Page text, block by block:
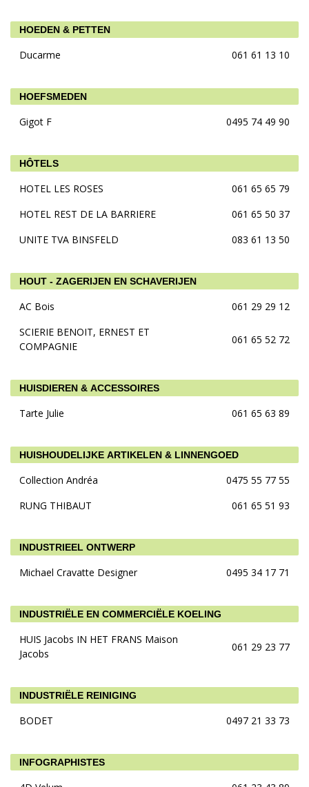
HOEDEN & PETTEN
Ducarme 061 61 13 10
HOEFSMEDEN
Gigot F 0495 74 49 90
HÔTELS
HOTEL LES ROSES
061 65 65 79
HOTEL REST DE LA BARRIERE
061 65 50 37
UNITE TVA BINSFELD
083 61 13 50
HOUT - ZAGERIJEN EN SCHAVERIJEN
AC Bois
061 29 29 12
SCIERIE BENOIT, ERNEST ET
COMPAGNIE
061 65 52 72
HUISDIEREN & ACCESSOIRES
Tarte Julie 061 65 63 89
HUISHOUDELIJKE ARTIKELEN & LINNENGOED
Collection Andréa
0475 55 77 55
RUNG THIBAUT
061 65 51 93
INDUSTRIEEL ONTWERP
Michael Cravatte Designer 0495 34 17 71
INDUSTRIËLE EN COMMERCIËLE KOELING
HUIS Jacobs IN HET FRANS Maison
Jacobs
061 29 23 77
INDUSTRIËLE REINIGING
BODET 0497 21 33 73
INFOGRAPHISTES